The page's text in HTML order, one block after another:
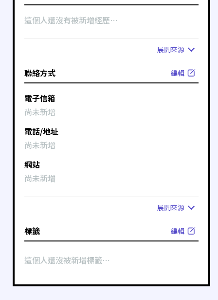
這個人還沒有被新增經歷⋯
展開來源
聯絡方式 編輯
電子信箱
尚未新增
電話/地址
尚未新增
網站
尚未新增
展開來源
標籤 編輯
這個人還沒被新增標籤⋯